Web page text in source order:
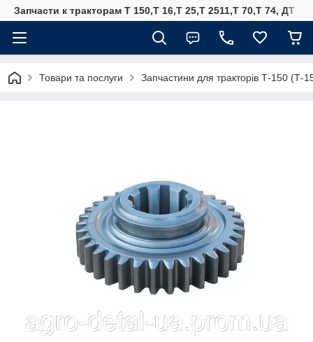
Запчасти к тракторам Т 150,Т 16,Т 25,Т 2511,Т 70,Т 74, ДТ
Товари та послуги Запчастини для тракторів Т-150